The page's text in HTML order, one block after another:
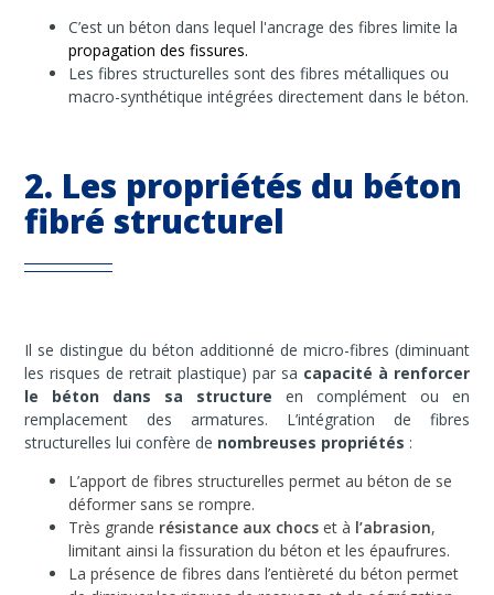
C’est un béton dans lequel l'ancrage des fibres limite la
propagation des fissures.
Les fibres structurelles sont des fibres métalliques ou
macro-synthétique intégrées directement dans le béton.
2. Les propriétés du béton
fibré structurel
Il se distingue du béton additionné de micro-fibres (diminuant
les risques de retrait plastique) par sa capacité à renforcer
le béton dans sa structure en complément ou en
remplacement des armatures. L’intégration de fibres
structurelles lui confère de nombreuses propriétés :
L’apport de fibres structurelles permet au béton de se
déformer sans se rompre.
Très grande résistance aux chocs et à l’abrasion,
limitant ainsi la fissuration du béton et les épaufrures.
La présence de fibres dans l’entièreté du béton permet